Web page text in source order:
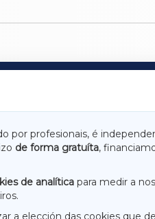
por profesionais, é
de forma gratuíta,
de analítica para medir a
a elección das cookies que
LUGOXA